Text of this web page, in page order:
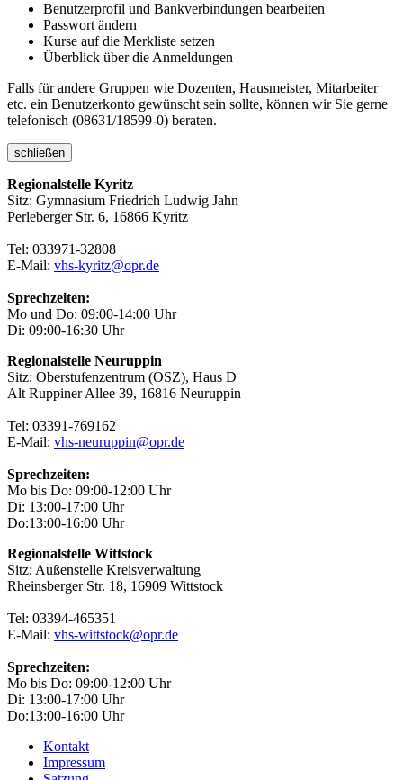
Benutzerprofil und Bankverbindungen bearbeiten
Passwort ändern
Kurse auf die Merkliste setzen
Überblick über die Anmeldungen
Falls für andere Gruppen wie Dozenten, Hausmeister, Mitarbeiter
etc. ein Benutzerkonto gewünscht sein sollte, können wir Sie gerne
telefonisch (08631/18599-0) beraten.
schließen
Regionalstelle Kyritz
Sitz: Gymnasium Friedrich Ludwig Jahn
Perleberger Str. 6, 16866 Kyritz
Tel: 033971-32808
E-Mail: vhs-kyritz@opr.de
Sprechzeiten:
Mo und Do: 09:00-14:00 Uhr
Di: 09:00-16:30 Uhr
Regionalstelle Neuruppin
Sitz: Oberstufenzentrum (OSZ), Haus D
Alt Ruppiner Allee 39, 16816 Neuruppin
Tel: 03391-769162
E-Mail: vhs-neuruppin@opr.de
Sprechzeiten:
Mo bis Do: 09:00-12:00 Uhr
Di: 13:00-17:00 Uhr
Do:13:00-16:00 Uhr
Regionalstelle Wittstock
Sitz: Außenstelle Kreisverwaltung
Rheinsberger Str. 18, 16909 Wittstock
Tel: 03394-465351
E-Mail: vhs-wittstock@opr.de
Sprechzeiten:
Mo bis Do: 09:00-12:00 Uhr
Di: 13:00-17:00 Uhr
Do:13:00-16:00 Uhr
Kontakt
Impressum